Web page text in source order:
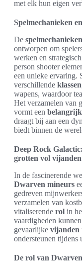
met elk hun eigen
Spelmechanieken
De spelmechanieken
ontworpen om
werken en
person shooter
een unieke ervaring.
verschillende klassen
wapens, waardoor
Het verzamelen van
vormt een belangrijk
draagt bij aan een
biedt binnen de
Deep Rock
grotten vol vijanden
In de fascinerende
Dwarven mineurs
gedreven
verzamelen van
vitaliserende rol in
vaardigheden
gevaarlijke vijanden
ondersteunen tijdens
De rol van